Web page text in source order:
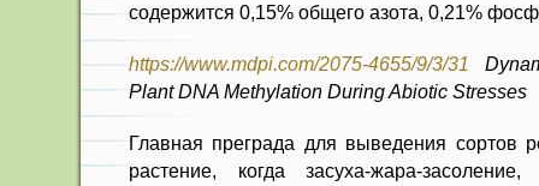
содержится 0,15% общего азота, 0,21%
https://www.mdpi.com/2075-4655/9/3/31
Plant DNA Methylation During Abiotic Stresses
Главная преграда для выведения сортов
растение, когда засуха-жара-